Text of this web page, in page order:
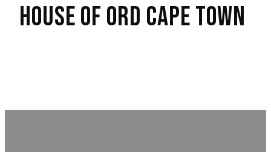
HOUSE OF ORD CAPE TOWN